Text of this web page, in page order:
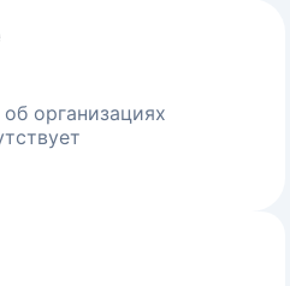
организациях